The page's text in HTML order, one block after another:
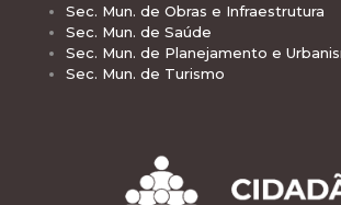
Sec. Mun. de Obras e Infraestrutura
Sec. Mun. de Saúde
Sec. Mun. de Planejamento e
Sec. Mun. de Turismo